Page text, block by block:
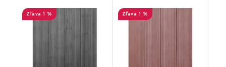
1 %
dĺžka 200 cm
1 %